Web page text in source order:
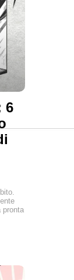
6
pronta